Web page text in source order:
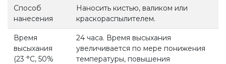
Способ
нанесения
Наносить кистью, валиком или
краскораспылителем.
Время
высыхания
(23 °С, 50%
24 часа. Время высыхания
увеличивается по мере понижения
температуры, повышения